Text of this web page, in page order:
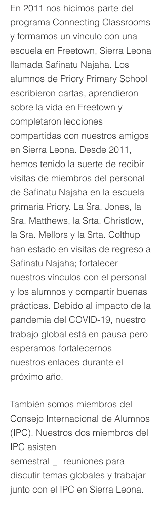
En 2011 nos hicimos parte del
programa Connecting Classrooms
y formamos un vínculo con una
escuela en Freetown, Sierra Leona
llamada Safinatu Najaha. Los
alumnos de Priory Primary School
escribieron cartas, aprendieron
sobre la vida en Freetown y
completaron lecciones
compartidas con nuestros amigos
en Sierra Leona. Desde 2011,
hemos tenido la suerte de recibir
visitas de miembros del personal
de Safinatu Najaha en la escuela
primaria Priory. La Sra. Jones, la
Sra. Matthews, la Srta. Christlow,
la Sra. Mellors y la Srta. Colthup
han estado en visitas de regreso a
Safinatu Najaha; fortalecer
nuestros vínculos con el personal
y los alumnos y compartir buenas
prácticas. Debido al impacto de la
pandemia del COVID-19, nuestro
trabajo global está en pausa pero
esperamos fortalecernos
nuestros enlaces durante el
próximo año.
También somos miembros del
Consejo Internacional de Alumnos
(IPC). Nuestros dos miembros del
IPC asisten
semestral
reuniones para
discutir temas globales y trabajar
junto con el IPC en Sierra Leona.